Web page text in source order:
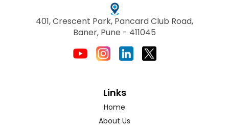
401, Crescent Park, Pancard Club Road,
Baner, Pune - 411045
Links
Home
About Us